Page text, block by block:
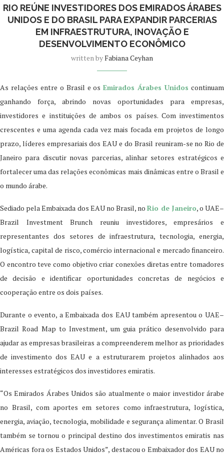
RIO REÚNE INVESTIDORES DOS EMIRADOS ÁRABES
UNIDOS E DO BRASIL PARA EXPANDIR PARCERIAS
EM INFRAESTRUTURA, INOVAÇÃO E
DESENVOLVIMENTO ECONÔMICO
written byFabiana Ceyhan
As relações entre o Brasil e osEmirados Árabes Unidos continuam
ganhando força, abrindo novas oportunidades para empresas,
investidores e instituições de ambos os países. Com investimentos
crescentes e uma agenda cada vez mais focada em projetos de longo
prazo, líderes empresariais dos EAU e do Brasil reuniram-se no Rio de
Janeiro para discutir novas parcerias, alinhar setores estratégicos e
fortalecer uma das relações econômicas mais dinâmicas entre o Brasil e
o mundo árabe.
Sediado pela Embaixada dos EAU no Brasil, noRio de Janeiro, o UAE–
Brazil Investment Brunch reuniu investidores, empresários e
representantes dos setores de infraestrutura, tecnologia, energia,
logística, capital de risco, comércio internacional e mercado financeiro.
O encontro teve como objetivo criar conexões diretas entre tomadores
de decisão e identificar oportunidades concretas de negócios e
cooperação entre os dois países.
Durante o evento, a Embaixada dos EAU também apresentou o UAE–
Brazil Road Map to Investment, um guia prático desenvolvido para
ajudar as empresas brasileiras a compreenderem melhor as prioridades
de investimento dos EAU e a estruturarem projetos alinhados aos
interesses estratégicos dos investidores emiratis.
“Os Emirados Árabes Unidos são atualmente o maior investidor árabe
no Brasil, com aportes em setores como infraestrutura, logística,
energia, aviação, tecnologia, mobilidade e segurança alimentar. O Brasil
também se tornou o principal destino dos investimentos emiratis nas
Américas fora os Estados Unidos”, destacou o Embaixador dos EAU no